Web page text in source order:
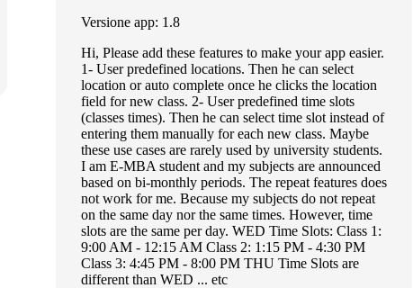
Versione app: 1.8
Hi, Please add these features to make your app easier.
1- User predefined locations. Then he can select
location or auto complete once he clicks the location
field for new class. 2- User predefined time slots
(classes times). Then he can select time slot instead of
entering them manually for each new class. Maybe
these use cases are rarely used by university students.
I am E-MBA student and my subjects are announced
based on bi-monthly periods. The repeat features does
not work for me. Because my subjects do not repeat
on the same day nor the same times. However, time
slots are the same per day. WED Time Slots: Class 1:
9:00 AM - 12:15 AM Class 2: 1:15 PM - 4:30 PM
Class 3: 4:45 PM - 8:00 PM THU Time Slots are
different than WED ... etc